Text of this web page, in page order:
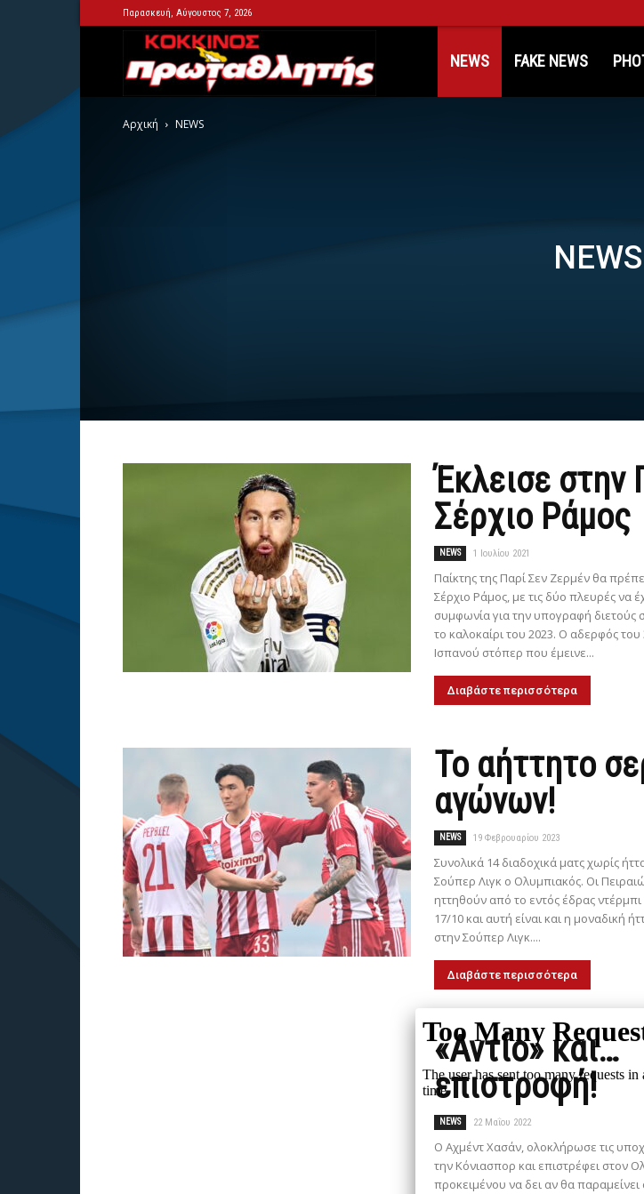
Παρασκευή, Αύγουστος 7, 2026
KokkinosProtathlitis.gr
NEWS FAKE NEWS
Αρχική NEWS
NEWS
Έκλεισε στην
Σέρχιο Ράμος
NEWS 1 Ιουλίου 2021
Παίκτης της Παρί Σεν Ζερμέν θα
Σέρχιο Ράμος, με τις δύο πλευρές να
συμφωνία για την υπογραφή διετούς
το καλοκαίρι του 2023. Ο αδερφός
Ισπανού στόπερ που έμεινε...
Διαβάστε περισσότερα
Το αήττητο
αγώνων!
NEWS 19 Φεβρουαρίου 2023
Συνολικά 14 διαδοχικά ματς χωρίς
Σούπερ Λιγκ ο Ολυμπιακός. Οι
ηττηθούν από το εντός έδρας
17/10 και αυτή είναι και η μοναδική
στην Σούπερ Λιγκ....
Διαβάστε περισσότερα
«Αντίο» και…
επιστροφή!
NEWS 22 Μαΐου 2022
Ο Αχμέντ Χασάν, ολοκλήρωσε τις
την Κόνιασπορ και επιστρέφει στον
προκειμένου να δει αν θα